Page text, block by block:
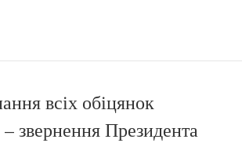
всіх обіцянок
звернення Президента